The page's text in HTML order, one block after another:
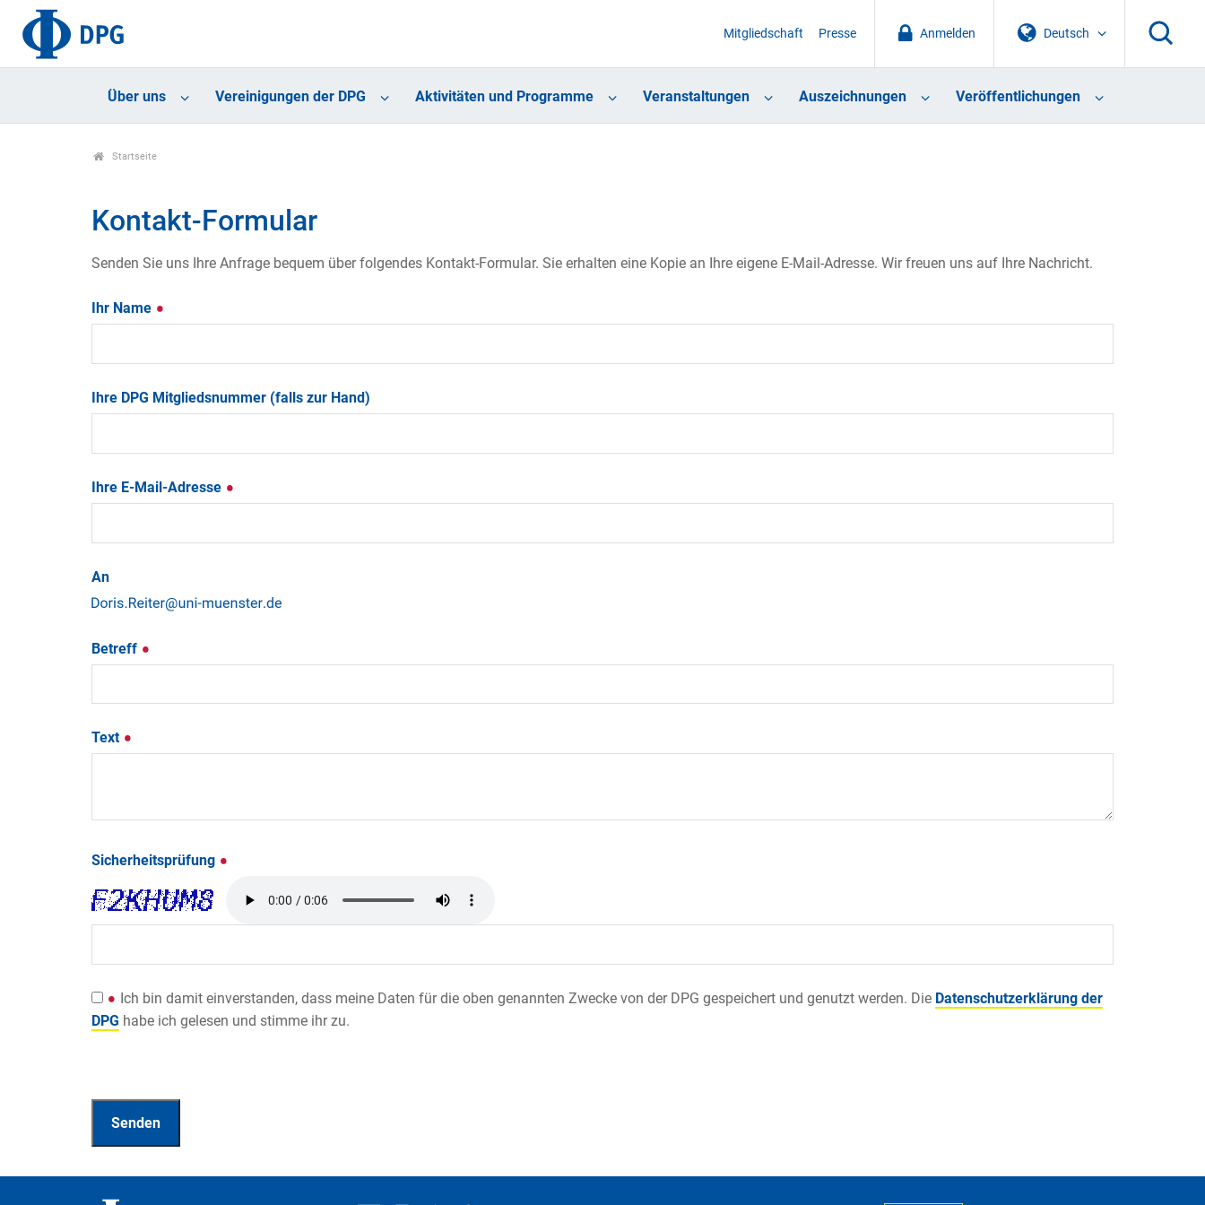
Deutsch
Anmelden
Mitgliedschaft Presse
Über uns Vereinigungen der DPG Aktivitäten und Programme Veranstaltungen Auszeichnungen Veröffentlichungen
Startseite
Kontakt-Formular
Senden Sie uns Ihre Anfrage bequem über folgendes Kontakt-Formular. Sie erhalten eine Kopie an Ihre eigene E-Mail-Adresse. Wir freuen uns auf Ihre Nachricht.
Ihr Name
Ihre DPG Mitgliedsnummer (falls zur Hand)
Ihre E-Mail-Adresse
An
Betreff
Text
Sicherheitsprüfung
Ich bin damit einverstanden, dass meine Daten für die oben genannten Zwecke von der DPG gespeichert und genutzt werden. Die Datenschutzerklärung der
DPG habe ich gelesen und stimme ihr zu.